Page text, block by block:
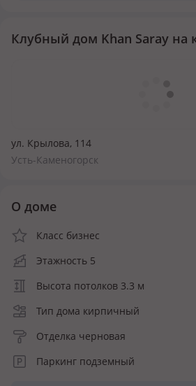
Клубный дом Khan Saray на
ул. Крылова, 114
Усть-Каменогорск
О доме
Класс бизнес
Этажность 5
Высота потолков 3.3 м
Тип дома кирпичный
Отделка черновая
Паркинг подземный